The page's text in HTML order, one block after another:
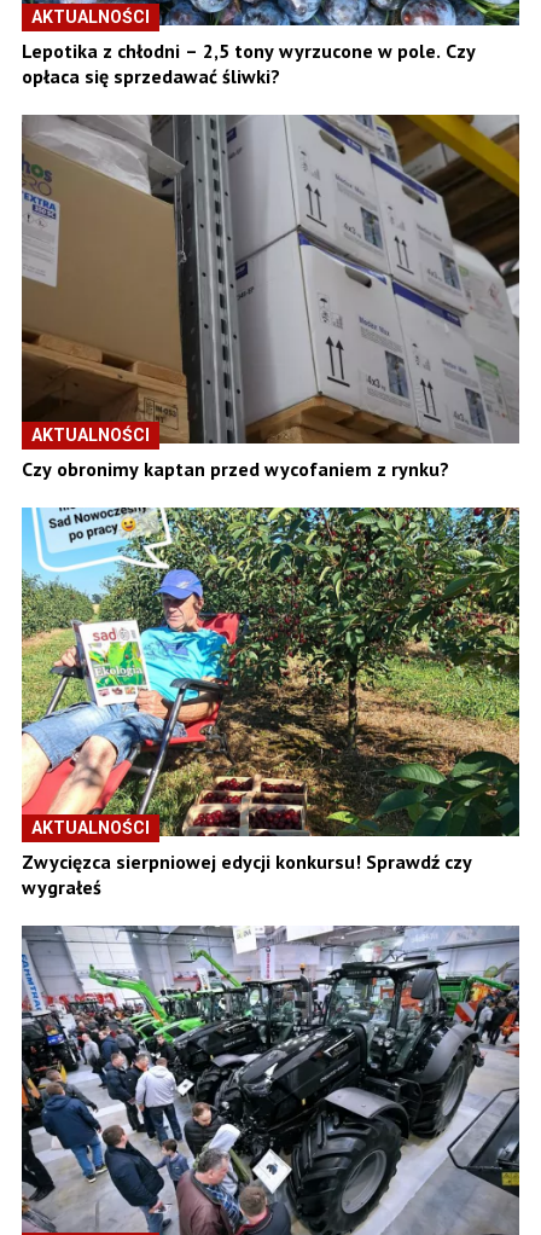
AKTUALNOŚCI
Lepotika z chłodni – 2,5 tony wyrzucone w pole. Czy
opłaca się sprzedawać śliwki?
AKTUALNOŚCI
Czy obronimy kaptan przed wycofaniem z rynku?
AKTUALNOŚCI
Zwycięzca sierpniowej edycji konkursu! Sprawdź czy
wygrałeś